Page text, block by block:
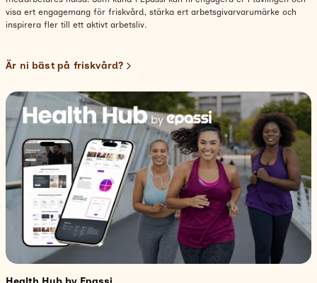
visa ert engagemang för friskvård, stärka ert arbetsgivarvarumärke och
inspirera fler till ett aktivt arbetsliv.
Är ni bäst på friskvård?